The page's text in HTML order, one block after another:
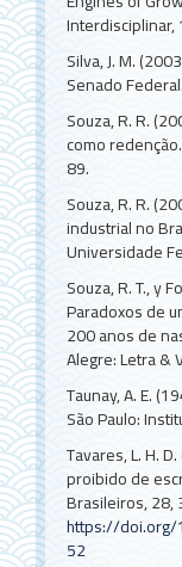
Silva, J. M.
Senado Federal.
Souza, R. R.
como
89.
Souza, R. R.
industrial no
Universidade
Souza, R. T., y
Paradoxos de
200 anos de
Alegre: Letra &
Taunay, A. E.
São Paulo:
Tavares, L. H.
proibido de
Brasileiros, 28,
https://
52